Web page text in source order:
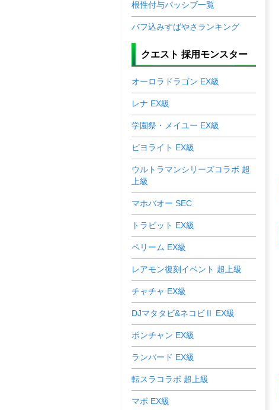
根性付与パッシブ一覧
バフ込みすばやさランキング
クエスト 採用モンスター
オーロラドラゴン EX級
レナ EX級
学園祭・メイユー EX級
ピヨライト EX級
ウルトラマンシリーズコラボ 超
上級
マホバオー SEC
トラビット EX級
ペリーム EX級
レアモン復刻イベント 超上級
チャチャ EX級
DJマタタビ&ネコビⅡ EX級
ボンチャン EX級
ランバード EX級
転スラコラボ 超上級
マボ EX級